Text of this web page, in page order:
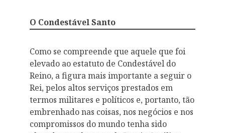
O Condestável Santo
Como se compreende que aquele que foi
elevado ao estatuto de Condestável do
Reino, a figura mais importante a seguir o
Rei, pelos altos serviços prestados em
termos militares e políticos e, portanto, tão
embrenhado nas coisas, nos negócios e nos
compromissos do mundo tenha sido